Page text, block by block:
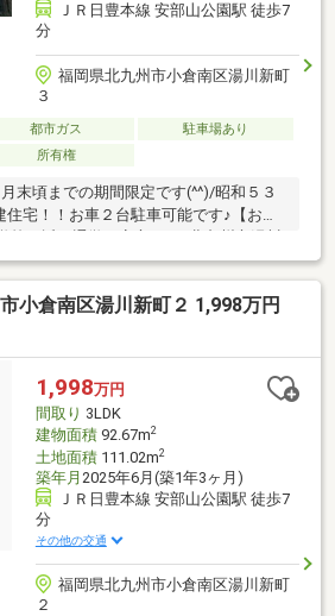
ＪＲ日豊本線 安部山公園駅 徒歩7
分
福岡県北九州市小倉南区湯川新町
３
都市ガス
駐車場あり
所有権
末頃までの期間限定です(^^)/昭和５３
宅！！お車２台駐車可能です♪【おす
歩12分） ・北九州市湯川中学
分）■LDK広々12帖■各居室収納付き即
ーム探しのご相談、不動産売却のご相
メイキング(株)」にお任せください。
小倉南区湯川新町２ 1,998万円
1,998万円
間取り 3LDK
建物面積92.67m2
土地面積111.02m2
築年月 2025年6月(築1年3ヶ月)
ＪＲ日豊本線 安部山公園駅 徒歩7
分
その他の交通
福岡県北九州市小倉南区湯川新町
２